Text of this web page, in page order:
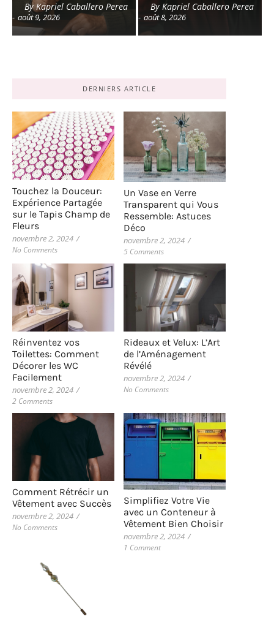
By Kapriel Caballero Perea
- août 9, 2026
By Kapriel Caballero Perea
- août 8, 2026
DERNIERS ARTICLE
Touchez la Douceur:
Expérience Partagée
sur le Tapis Champ de
Fleurs
novembre 2, 2024 /
No Comments
Un Vase en Verre
Transparent qui Vous
Ressemble: Astuces
Déco
novembre 2, 2024 /
5 Comments
Réinventez vos
Toilettes: Comment
Décorer les WC
Facilement
novembre 2, 2024 /
2 Comments
Rideaux et Velux: L’Art
de l’Aménagement
Révélé
novembre 2, 2024 /
No Comments
Comment Rétrécir un
Vêtement avec Succès
novembre 2, 2024 /
No Comments
Simplifiez Votre Vie
avec un Conteneur à
Vêtement Bien Choisir
novembre 2, 2024 /
1 Comment